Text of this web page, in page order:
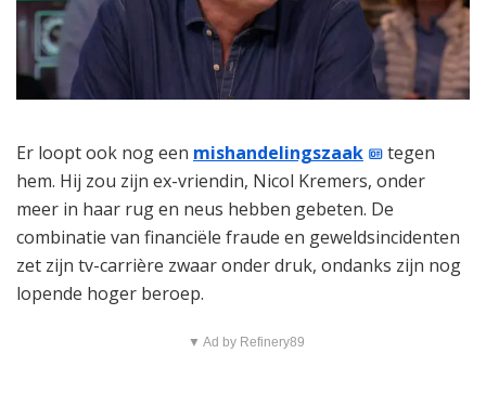
Er loopt ook nog een mishandelingszaak
tegen
hem. Hij zou zijn ex-vriendin, Nicol Kremers, onder
meer in haar rug en neus hebben gebeten. De
combinatie van financiële fraude en geweldsincidenten
zet zijn tv-carrière zwaar onder druk, ondanks zijn nog
lopende hoger beroep.
▼ Ad by Refinery89